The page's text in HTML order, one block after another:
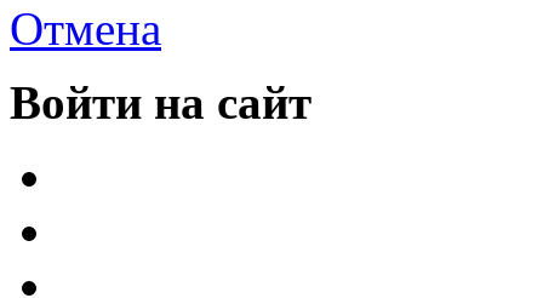
Отмена
Войти на сайт